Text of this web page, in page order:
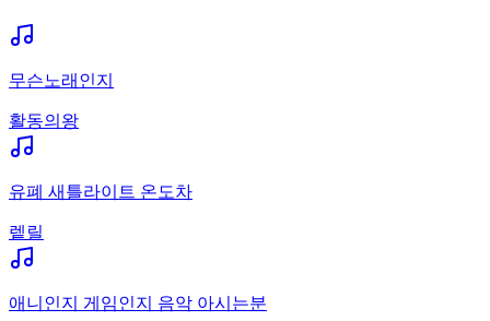
무슨노래인지
활동의왕
유폐 새틀라이트 온도차
렡릴
애니인지 게임인지 음악 아시는분